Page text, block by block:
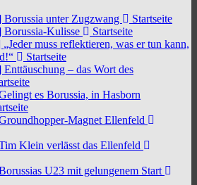
Borussia unter Zugzwang
Startseite
Borussia-Kulisse
Startseite
„Jeder muss reflektieren, was er tun kann,
Startseite
Enttäuschung – das Wort des
es Borussia, in Hasborn
Magnet Ellenfeld
Klein verlässt das Ellenfeld
U23 mit gelungenem Start